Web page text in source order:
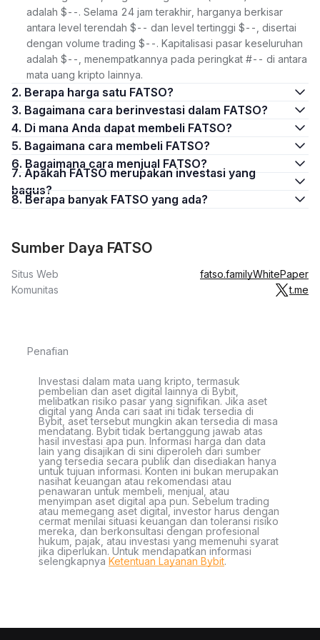
adalah $--. Selama 24 jam terakhir, harganya berkisar
antara level terendah $-- dan level tertinggi $--, disertai
dengan volume trading $--. Kapitalisasi pasar keseluruhan
adalah $--, menempatkannya pada peringkat #-- di antara
mata uang kripto lainnya.
2. Berapa harga satu FATSO?
3. Bagaimana cara berinvestasi dalam FATSO?
4. Di mana Anda dapat membeli FATSO?
5. Bagaimana cara membeli FATSO?
6. Bagaimana cara menjual FATSO?
7. Apakah FATSO merupakan investasi yang
bagus?
8. Berapa banyak FATSO yang ada?
Sumber Daya FATSO
Situs Web fatso.familyWhitePaper
Komunitas
t.me
Penafian
Investasi dalam mata uang kripto, termasuk
pembelian dan aset digital lainnya di Bybit,
melibatkan risiko pasar yang signifikan. Jika aset
digital yang Anda cari saat ini tidak tersedia di
Bybit, aset tersebut mungkin akan tersedia di masa
mendatang. Bybit tidak bertanggung jawab atas
hasil investasi apa pun. Informasi harga dan data
lain yang disajikan di sini diperoleh dari sumber
yang tersedia secara publik dan disediakan hanya
untuk tujuan informasi. Konten ini bukan merupakan
nasihat keuangan atau rekomendasi atau
penawaran untuk membeli, menjual, atau
menyimpan aset digital apa pun. Sebelum trading
atau memegang aset digital, investor harus dengan
cermat menilai situasi keuangan dan toleransi risiko
mereka, dan berkonsultasi dengan profesional
hukum, pajak, atau investasi yang memenuhi syarat
jika diperlukan. Untuk mendapatkan informasi
selengkapnya Ketentuan Layanan Bybit.